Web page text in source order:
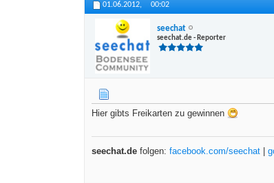
01.06.2012, 00:02
seechat
seechat.de - Reporter
Hier gibts Freikarten zu gewinnen
seechat.de folgen: facebook.com/seechat